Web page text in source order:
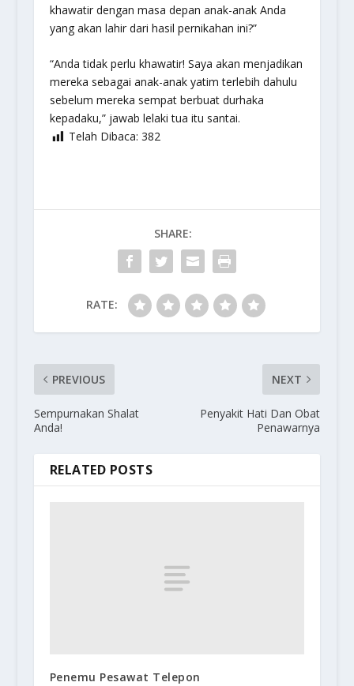
khawatir dengan masa depan anak-anak Anda
yang akan lahir dari hasil pernikahan ini?”
“Anda tidak perlu khawatir! Saya akan menjadikan
mereka sebagai anak-anak yatim terlebih dahulu
sebelum mereka sempat berbuat durhaka
kepadaku,” jawab lelaki tua itu santai.
Telah Dibaca: 382
SHARE:
RATE:
PREVIOUS
Sempurnakan Shalat
Anda!
NEXT
Penyakit Hati Dan Obat
Penawarnya
RELATED POSTS
Penemu Pesawat Telepon